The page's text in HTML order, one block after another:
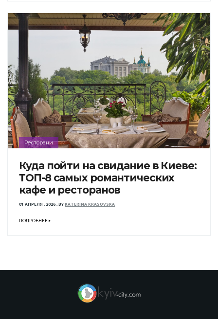
Ресторани
Куда пойти на свидание в Киеве:
ТОП-8 самых романтических
кафе и ресторанов
01 АПРЕЛЯ , 2026,BYKATERINA KRASOVSKA
ПОДРОБНЕЕ